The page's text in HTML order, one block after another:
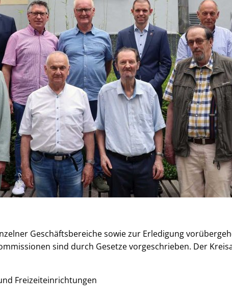
Geschäftsbereiche sowie zur Erledigung
sind durch Gesetze vorgeschrieben. Der
Freizeiteinrichtungen